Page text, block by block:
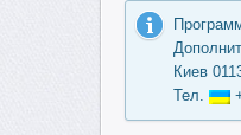
Киев
Тел.